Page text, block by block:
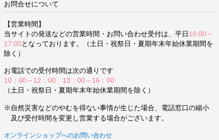
お問合せについて
【営業時間】
当サイトの発送などの営業時間・お問い合わせ受付は、平日 10:00～
17:00となっております。（土日・祝祭日・夏期年末年始休業期間を
除く）
お電話での受付時間は次の通りです
10：00～12：00 13：00～16：00
（土日・祝祭日・夏期年末年始休業期間を除く）
※自然災害などのやむを得ない事情が生じた場合、電話窓口の縮小
及び受付時間を変更し営業する場合がございます。
オンラインショップへのお問い合わせ